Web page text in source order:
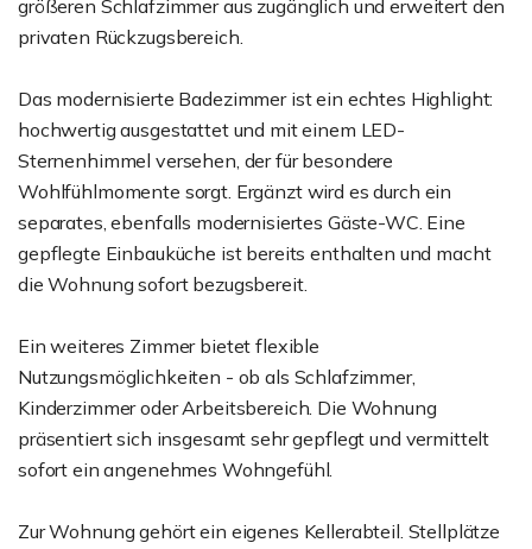
größeren Schlafzimmer aus zugänglich und erweitert den
privaten Rückzugsbereich.
Das modernisierte Badezimmer ist ein echtes Highlight:
hochwertig ausgestattet und mit einem LED-
Sternenhimmel versehen, der für besondere
Wohlfühlmomente sorgt. Ergänzt wird es durch ein
separates, ebenfalls modernisiertes Gäste-WC. Eine
gepflegte Einbauküche ist bereits enthalten und macht
die Wohnung sofort bezugsbereit.
Ein weiteres Zimmer bietet flexible
Nutzungsmöglichkeiten - ob als Schlafzimmer,
Kinderzimmer oder Arbeitsbereich. Die Wohnung
präsentiert sich insgesamt sehr gepflegt und vermittelt
sofort ein angenehmes Wohngefühl.
Zur Wohnung gehört ein eigenes Kellerabteil. Stellplätze